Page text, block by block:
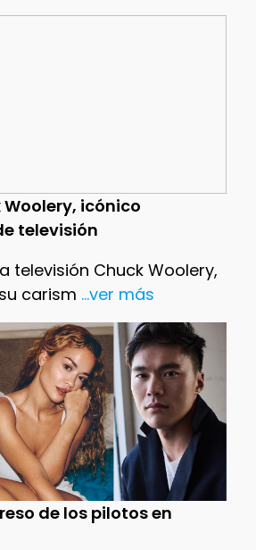
Woolery, icónico
televisión
televisión Chuck Woolery,
carism ...ver más
de los pilotos en